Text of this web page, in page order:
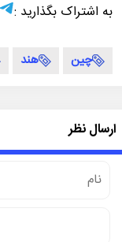
به اشتراک بگذارید :
چین هند
ارسال نظر